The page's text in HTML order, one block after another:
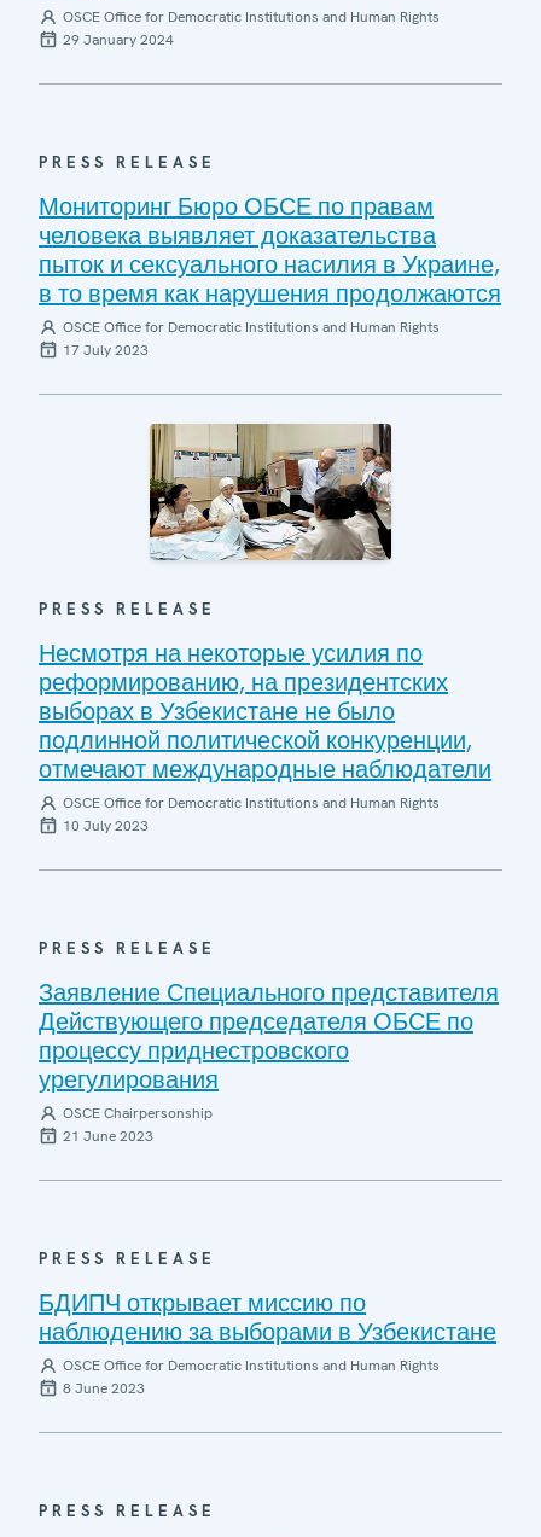
OSCE Office for Democratic Institutions and Human Rights
29 January 2024
PRESS RELEASE
Мониторинг Бюро ОБСЕ по правам
человека выявляет доказательства
пыток и сексуального насилия в Украине,
в то время как нарушения продолжаются
OSCE Office for Democratic Institutions and Human Rights
17 July 2023
PRESS RELEASE
Несмотря на некоторые усилия по
реформированию, на президентских
выборах в Узбекистане не было
подлинной политической конкуренции,
отмечают международные наблюдатели
OSCE Office for Democratic Institutions and Human Rights
10 July 2023
PRESS RELEASE
Заявление Специального представителя
Действующего председателя ОБСЕ по
процессу приднестровского
урегулирования
OSCE Chairpersonship
21 June 2023
PRESS RELEASE
БДИПЧ открывает миссию по
наблюдению за выборами в Узбекистане
OSCE Office for Democratic Institutions and Human Rights
8 June 2023
PRESS RELEASE